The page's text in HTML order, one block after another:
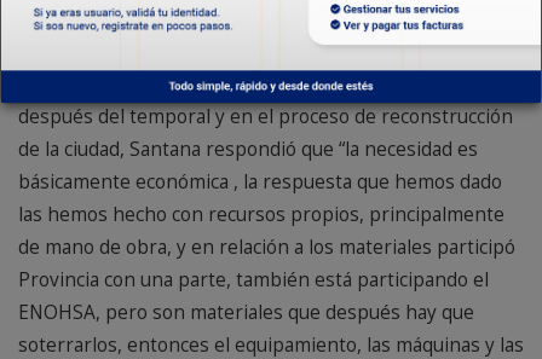
del arroyo Belgrano, así que estamos conformes con las
respuesta que nos están dando (desde el ENOHSA)”.
Al ser consultado acerca de las necesidades de la entidad
después del temporal y en el proceso de reconstrucción
de la ciudad, Santana respondió que “la necesidad es
básicamente económica , la respuesta que hemos dado
las hemos hecho con recursos propios, principalmente
de mano de obra, y en relación a los materiales participó
Provincia con una parte, también está participando el
ENOHSA, pero son materiales que después hay que
soterrarlos, entonces el equipamiento, las máquinas y las